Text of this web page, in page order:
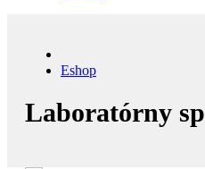
Eshop
Laboratórny